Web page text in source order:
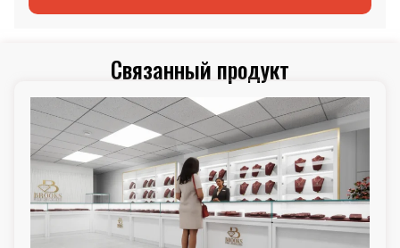
Связанный продукт